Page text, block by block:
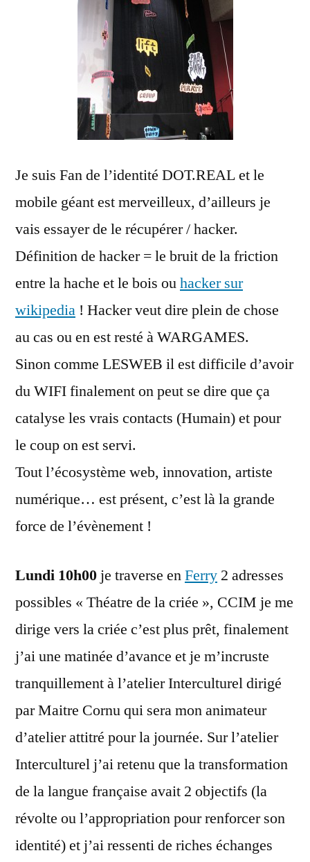
Je suis Fan de l’identité DOT.REAL et le
mobile géant est merveilleux, d’ailleurs je
vais essayer de le récupérer / hacker.
Définition de hacker = le bruit de la friction
entre la hache et le bois ouhacker sur
wikipedia ! Hacker veut dire plein de chose
au cas ou en est resté à WARGAMES.
Sinon comme LESWEB il est difficile d’avoir
du WIFI finalement on peut se dire que ça
catalyse les vrais contacts (Humain) et pour
le coup on est servi.
Tout l’écosystème web, innovation, artiste
numérique… est présent, c’est là la grande
force de l’évènement !
Lundi 10h00 je traverse enFerry 2 adresses
possibles « Théatre de la criée », CCIM je me
dirige vers la criée c’est plus prêt, finalement
j’ai une matinée d’avance et je m’incruste
tranquillement à l’atelier Interculturel dirigé
par Maitre Cornu qui sera mon animateur
d’atelier attitré pour la journée. Sur l’atelier
Interculturel j’ai retenu que la transformation
de la langue française avait 2 objectifs (la
révolte ou l’appropriation pour renforcer son
identité) et j’ai ressenti de riches échanges